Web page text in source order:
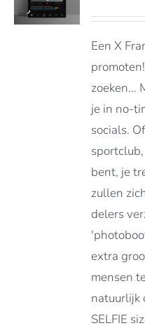
Een X
zoeken...
je in no-
socials.
bent, je
zullen
delers
extra
mensen
natuurlijk
SELFIE